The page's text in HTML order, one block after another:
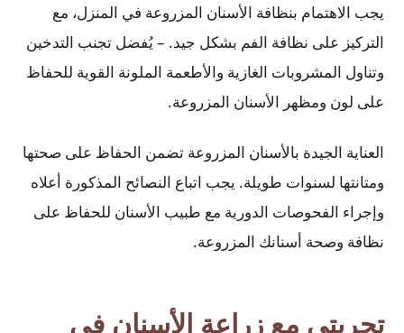
يجب الاهتمام بنظافة الأسنان المزروعة في المنزل، مع
التركيز على نظافة الفم بشكل جيد. – يُفضل تجنب التدخين
وتناول المشروبات الغازية والأطعمة الملونة القوية للحفاظ
على لون ومظهر الأسنان المزروعة.
العناية الجيدة بالأسنان المزروعة تضمن الحفاظ على صحتها
ومتانتها لسنوات طويلة. يجب اتباع النصائح المذكورة أعلاه
وإجراء الفحوصات الدورية مع طبيب الأسنان للحفاظ على
نظافة وصحة أسنانك المزروعة.
تجربتي مع زراعة الأسنان في